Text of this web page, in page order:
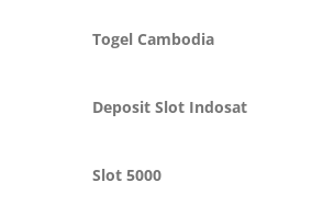
Togel Cambodia
Deposit Slot Indosat
Slot 5000